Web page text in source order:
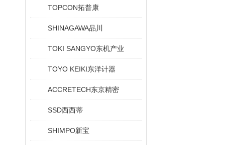
TOPCON拓普康
SHINAGAWA品川
TOKI SANGYO东机产业
TOYO KEIKI东洋计器
ACCRETECH东京精密
SSD西西蒂
SHIMPO新宝